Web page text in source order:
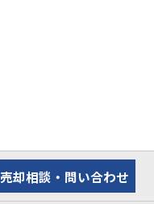
売却相談・問い合わせ